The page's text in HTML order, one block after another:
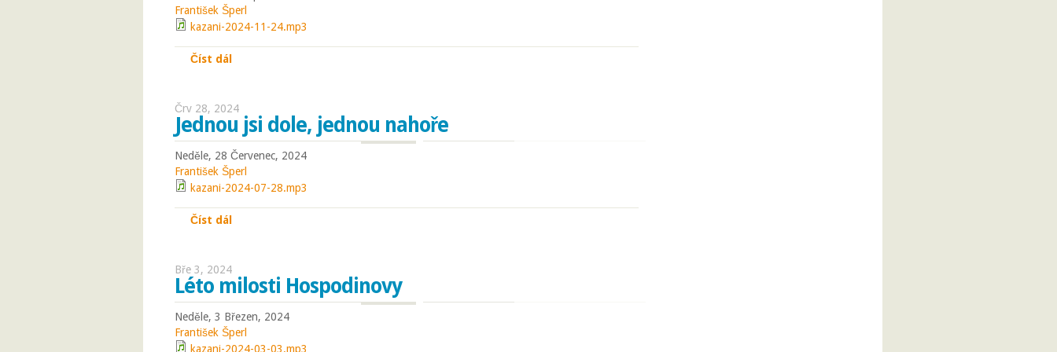
František Šperl
kazani-2024-11-24.mp3
Číst dál
Črv 28, 2024
Jednou jsi dole, jednou nahoře
Neděle, 28 Červenec, 2024
František Šperl
kazani-2024-07-28.mp3
Číst dál
Bře 3, 2024
Léto milosti Hospodinovy
Neděle, 3 Březen, 2024
František Šperl
kazani-2024-03-03.mp3